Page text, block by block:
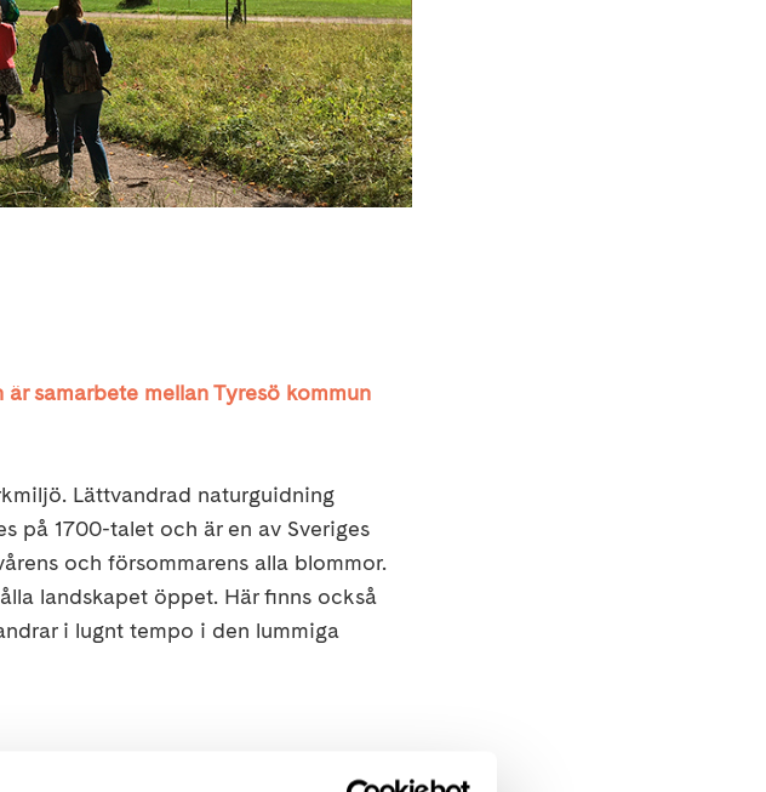
samarbete mellan Tyresö kommun
Lättvandrad naturguidning
på 1700-talet och är en av Sveriges
och försommarens alla blommor.
landskapet öppet. Här finns också
i lugnt tempo i den lummiga